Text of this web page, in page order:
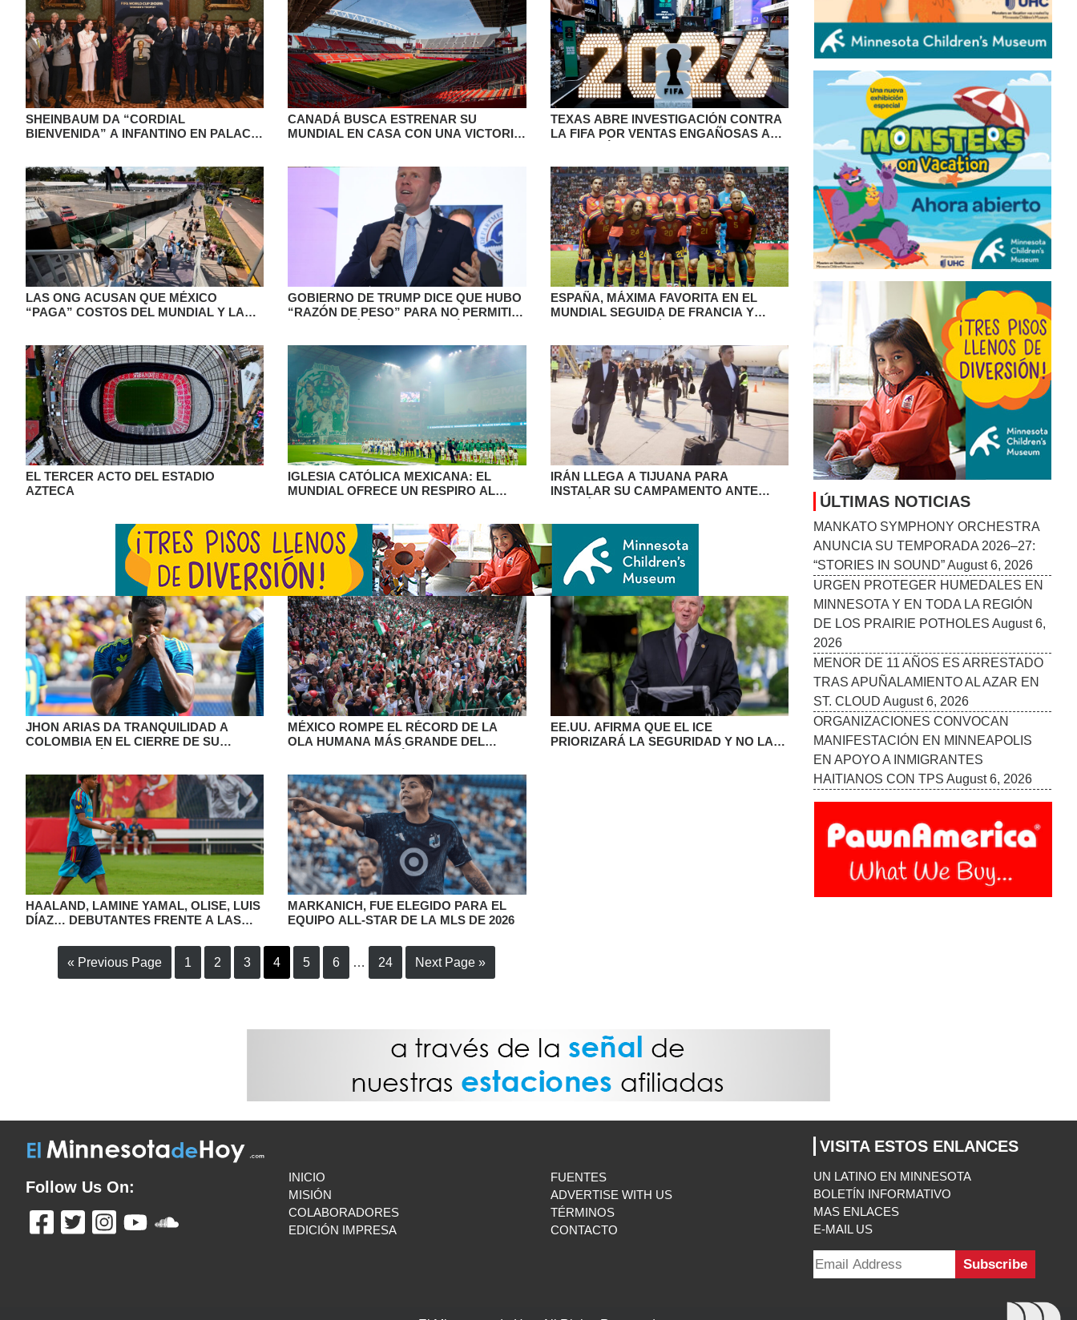
SHEINBAUM DA “CORDIAL
BIENVENIDA” A INFANTINO EN PALACIO
CANADÁ BUSCA ESTRENAR SU
MUNDIAL EN CASA CON UNA VICTORIA
TEXAS ABRE INVESTIGACIÓN CONTRA
LA FIFA POR VENTAS ENGAÑOSAS A
LAS ONG ACUSAN QUE MÉXICO
“PAGA” COSTOS DEL MUNDIAL Y LA
GOBIERNO DE TRUMP DICE QUE HUBO
“RAZÓN DE PESO” PARA NO PERMITIR
ESPAÑA, MÁXIMA FAVORITA EN EL
MUNDIAL SEGUIDA DE FRANCIA Y
EL TERCER ACTO DEL ESTADIO
AZTECA
IGLESIA CATÓLICA MEXICANA: EL
MUNDIAL OFRECE UN RESPIRO AL
IRÁN LLEGA A TIJUANA PARA
INSTALAR SU CAMPAMENTO ANTE
JHON ARIAS DA TRANQUILIDAD A
COLOMBIA EN EL CIERRE DE SU
MÉXICO ROMPE EL RÉCORD DE LA
OLA HUMANA MÁS GRANDE DEL
EE.UU. AFIRMA QUE EL ICE
PRIORIZARÁ LA SEGURIDAD Y NO LAS
HAALAND, LAMINE YAMAL, OLISE, LUIS
DÍAZ… DEBUTANTES FRENTE A LAS
MARKANICH, FUE ELEGIDO PARA EL
EQUIPO ALL-STAR DE LA MLS DE 2026
« Previous Page 1 2 3 4 5 6 … 24 Next Page »
ÚLTIMAS NOTICIAS
MANKATO SYMPHONY ORCHESTRA
ANUNCIA SU TEMPORADA 2026–27:
“STORIES IN SOUND”August 6, 2026
URGEN PROTEGER HUMEDALES EN
MINNESOTA Y EN TODA LA REGIÓN
DE LOS PRAIRIE POTHOLESAugust 6,
2026
MENOR DE 11 AÑOS ES ARRESTADO
TRAS APUÑALAMIENTO AL AZAR EN
ST. CLOUD
ORGANIZACIONES CONVOCAN
MANIFESTACIÓN EN MINNEAPOLIS
EN APOYO A INMIGRANTES
HAITIANOS CON TPS August 6, 2026
Follow Us On:
INICIO
MISIÓN
COLABORADORES
EDICIÓN IMPRESA
FUENTES
ADVERTISE WITH US
TÉRMINOS
CONTACTO
VISITA ESTOS ENLANCES
UN LATINO EN MINNESOTA
BOLETÍN INFORMATIVO
MAS ENLACES
E-MAIL US